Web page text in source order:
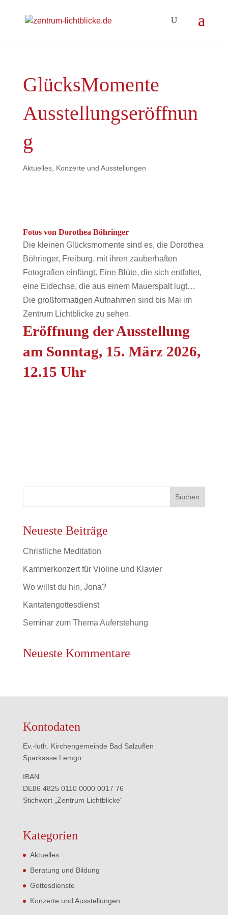
GlücksMomente
Ausstellungseröffnun
g
Aktuelles, Konzerte und Ausstellungen
Fotos von Dorothea Böhringer
Die kleinen Glücksmomente sind es, die Dorothea
Böhringer, Freiburg, mit ihren zauberhaften
Fotografien einfängt. Eine Blüte, die sich entfaltet,
eine Eidechse, die aus einem Mauerspalt lugt…
Die großformatigen Aufnahmen sind bis Mai im
Zentrum Lichtblicke zu sehen.
Eröffnung der Ausstellung
am Sonntag, 15. März 2026,
12.15 Uhr
Neueste Beiträge
Christliche Meditation
Kammerkonzert für Violine und Klavier
Wo willst du hin, Jona?
Kantatengottesdienst
Seminar zum Thema Auferstehung
Neueste Kommentare
Kontodaten
Ev.-luth. Kirchengemeinde Bad Salzuflen
Sparkasse Lemgo
IBAN:
DE86 4825 0110 0000 0017 76
Stichwort „Zentrum Lichtblicke“
Kategorien
Aktuelles
Beratung und Bildung
Gottesdienste
Konzerte und Ausstellungen